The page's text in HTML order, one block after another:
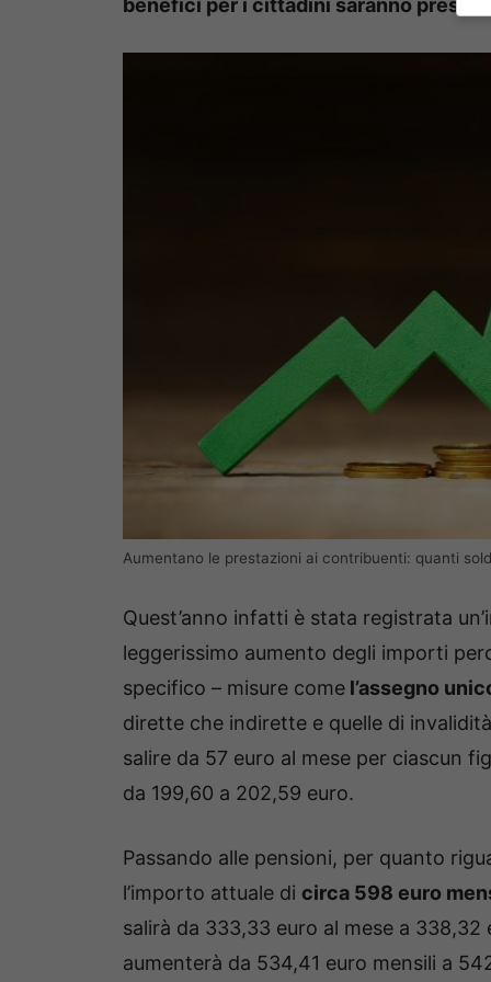
benefici per i cittadini saranno
Aumentano le prestazioni ai contribuenti: quanti
Quest’anno infatti è stata registrata
leggerissimo aumento degli importi
specifico – misure come l’assegno
dirette che indirette e quelle di
salire da 57 euro al mese per ciascun
da 199,60 a 202,59 euro.
Passando alle pensioni, per quanto
l’importo attuale di circa 598 euro
salirà da 333,33 euro al mese a 338,32
aumenterà da 534,41 euro mensili a